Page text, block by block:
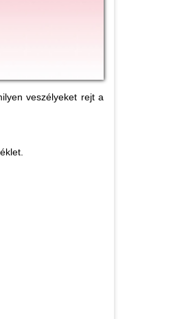
veszélyeket rejt a